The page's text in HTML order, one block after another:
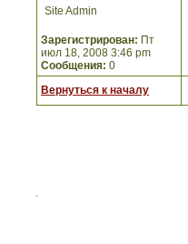
Site Admin
Зарегистрирован: Пт
июл 18, 2008 3:46 pm
Сообщения: 0
Вернуться к началу